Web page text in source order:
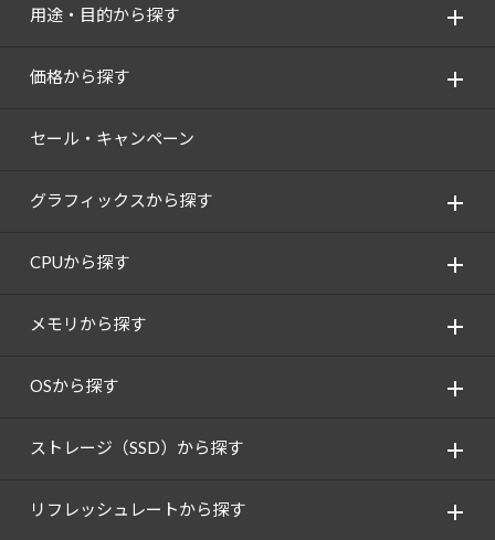
用途・目的から探す
価格から探す
セール・キャンペーン
グラフィックスから探す
CPUから探す
メモリから探す
OSから探す
ストレージ（SSD）から探す
リフレッシュレートから探す